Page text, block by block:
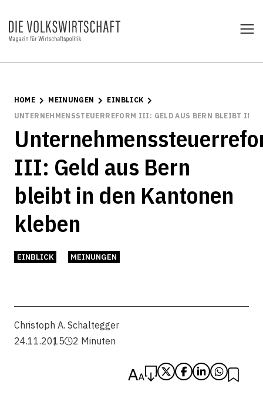
HOME MEINUNGEN
EINBLICK
UNTERNEHMENSSTEUERREFORM III: GELD AUS BERN BLEIBT IN
III: Geld aus Bern
bleibt in den Kantonen
kleben
EINBLICK MEINUNGEN
Christoph A. Schaltegger
24.11.2015
2 Minuten